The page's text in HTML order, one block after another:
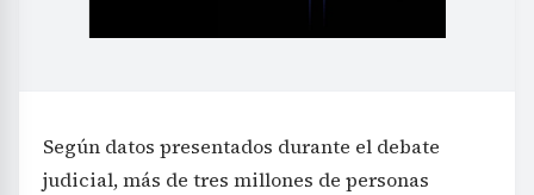
Según datos presentados durante el debate
judicial, más de tres millones de personas